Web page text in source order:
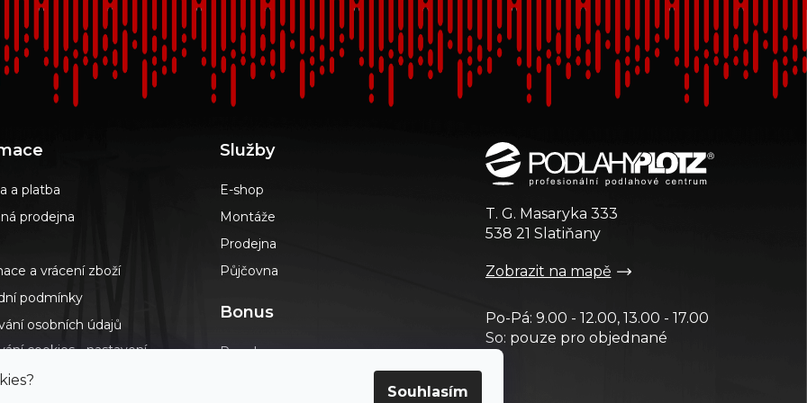
Souhlasím
a platba
prodejna
a vrácení zboží
podmínky
osobních údajů
cookies - nastavení
Služby
E-shop
Montáže
Prodejna
Půjčovna
Bonus
Poradna
T. G. Masaryka 333
538 21 Slatiňany
Zobrazit na mapě
Po-Pá: 9.00 - 12.00, 13.00 - 17.00
So: pouze pro objednané